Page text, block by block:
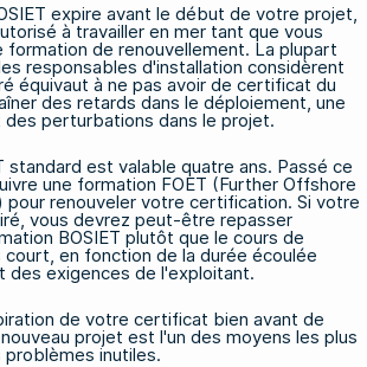
expire avant le début de votre projet,
à travailler en mer tant que vous
formation de renouvellement. La plupart
responsables d'installation considèrent
équivaut à ne pas avoir de certificat du
des retards dans le déploiement, une
perturbations dans le projet.
standard est valable quatre ans. Passé ce
une formation FOET (Further Offshore
pour renouveler votre certification. Si votre
vous devrez peut-être repasser
BOSIET plutôt que le cours de
en fonction de la durée écoulée
des exigences de l'exploitant.
de votre certificat bien avant de
projet est l'un des moyens les plus
inutiles.